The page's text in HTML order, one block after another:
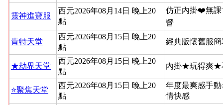
靈神進寶服
西元2026年08月14日 晚上20
點
仿正內掛❤️無
營
肯特天堂
西元2026年08月15日 晚上20
點
經典版懷舊服
★劫界天堂
西元2026年08月15日 晚上20
點
內掛★玩得爽★
⭐聚焦天堂
西元2026年08月15日 晚上20
點
年度最爽感手
情快感